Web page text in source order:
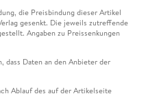
die Preisbindung dieser Artikel
gesenkt. Die jeweils zutreffende
Angaben zu Preissenkungen
dass Daten an den Anbieter der
Ablauf des auf der Artikelseite